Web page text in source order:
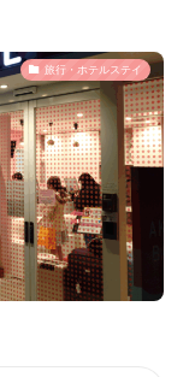
旅行・ホテルステイ